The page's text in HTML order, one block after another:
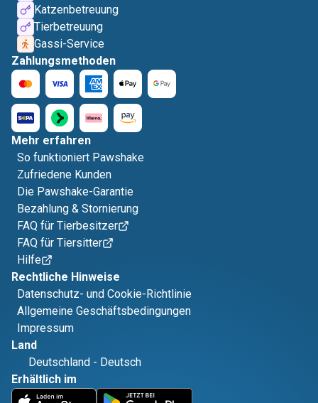
Katzenbetreuung
Tierbetreuung
Gassi-Service
Zahlungsmethoden
Mehr erfahren
So funktioniert Pawshake
Zufriedene Kunden
Die Pawshake-Garantie
Bezahlung & Stornierung
FAQ für Tierbesitzer
FAQ für Tiersitter
Hilfe
Rechtliche Hinweise
Datenschutz- und Cookie-Richtlinie
Allgemeine Geschäftsbedingungen
Impressum
Land
Deutschland - Deutsch
Erhältlich im